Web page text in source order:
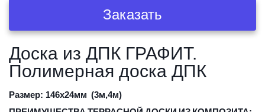
Заказать
Доска из ДПК ГРАФИТ.
Полимерная доска ДПК
Размер: 146х24мм (3м,4м)